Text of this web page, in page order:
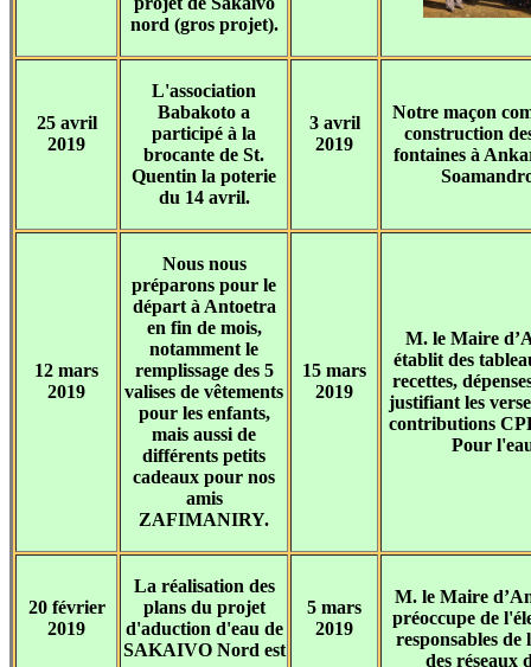
nord (gros projet).
25 avril
2019
L'association
Babakoto a
participé à la
brocante de St.
Quentin la poterie
du 14 avril.
3 avril
2019
Notre maçon
construction
fontaines à
12 mars
2019
Nous nous
préparons pour le
départ à Antoetra
en fin de mois,
notamment le
remplissage des 5
valises de vêtements
pour les enfants,
mais aussi de
différents petits
cadeaux pour nos
amis
ZAFIMANIRY.
15 mars
2019
M. le Maire
établit des
recettes,
justifiant les
contributions
Pour
20 février
2019
La réalisation des
plans du projet
d'aduction d'eau de
SAKAIVO Nord est
5 mars
2019
M. le Maire
préoccupe de
responsables de
des réseaux